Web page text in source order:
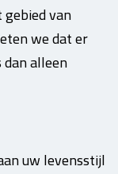
van
we dat er
alleen
uw levensstijl